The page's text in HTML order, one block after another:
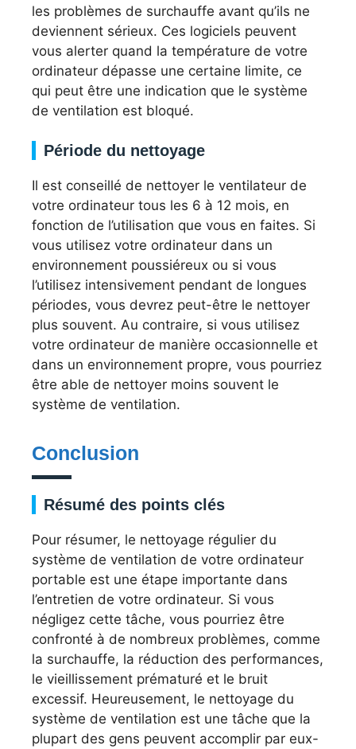
les problèmes de surchauffe avant qu’ils ne
deviennent sérieux. Ces logiciels peuvent
vous alerter quand la température de votre
ordinateur dépasse une certaine limite, ce
qui peut être une indication que le système
de ventilation est bloqué.
Période du nettoyage
Il est conseillé de nettoyer le ventilateur de
votre ordinateur tous les 6 à 12 mois, en
fonction de l’utilisation que vous en faites. Si
vous utilisez votre ordinateur dans un
environnement poussiéreux ou si vous
l’utilisez intensivement pendant de longues
périodes, vous devrez peut-être le nettoyer
plus souvent. Au contraire, si vous utilisez
votre ordinateur de manière occasionnelle et
dans un environnement propre, vous pourriez
être able de nettoyer moins souvent le
système de ventilation.
Conclusion
Résumé des points clés
Pour résumer, le nettoyage régulier du
système de ventilation de votre ordinateur
portable est une étape importante dans
l’entretien de votre ordinateur. Si vous
négligez cette tâche, vous pourriez être
confronté à de nombreux problèmes, comme
la surchauffe, la réduction des performances,
le vieillissement prématuré et le bruit
excessif. Heureusement, le nettoyage du
système de ventilation est une tâche que la
plupart des gens peuvent accomplir par eux-